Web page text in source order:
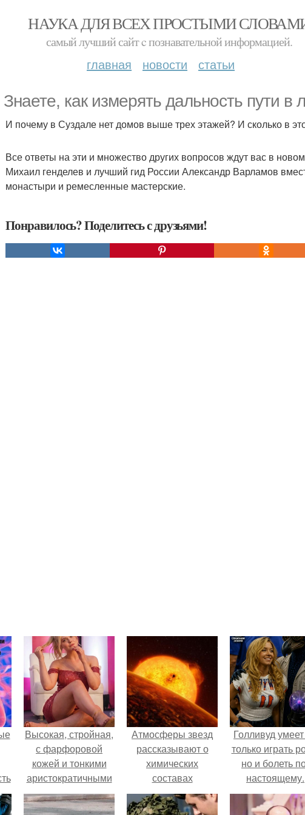
НАУКА ДЛЯ ВСЕХ ПРОСТЫМИ
самый лучший сайт c познавательной информацией.
главная новости статьи
Знаете, как измерять дальность пути в
И почему в Суздале нет домов выше трех этажей? И сколько в
Все ответы на эти и множество других вопросов ждут вас в
Михаил генделев и лучший гид России Александр Варламов
монастыри и ремесленные мастерские.
Понравилось? Поделитесь с друзьями!
Высокая, стройная,
с фарфоровой
кожей и тонкими
аристократичными
чертами, эль
выглядит так, будто
Атмосферы звезд
рассказывают о
химических
составах
каменистых
экзопланет.
Голливуд
только играть
но и болеть
настоящему.